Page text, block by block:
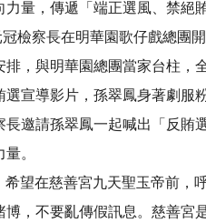
力量，傳遞「端正選風、禁絕
察長在明華園歌仔戲總團開
排，與明華園總團當家台柱，
選宣導影片，孫翠鳳身著劇服
長邀請孫翠鳳一起喊出「反賄
。
在慈善宮九天聖玉帝前，
，不要亂傳假訊息。慈善宮